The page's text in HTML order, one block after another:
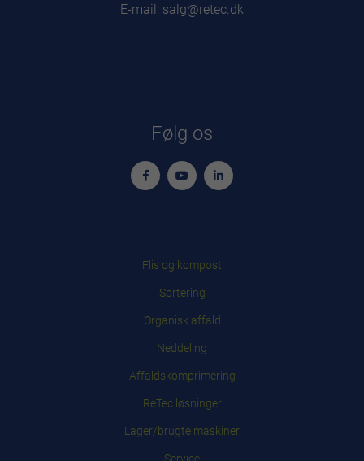
E-mail: salg@retec.dk
Følg os
Flis og kompost
Sortering
Organisk affald
Neddeling
Affaldskomprimering
ReTec løsninger
Lager/brugte maskiner